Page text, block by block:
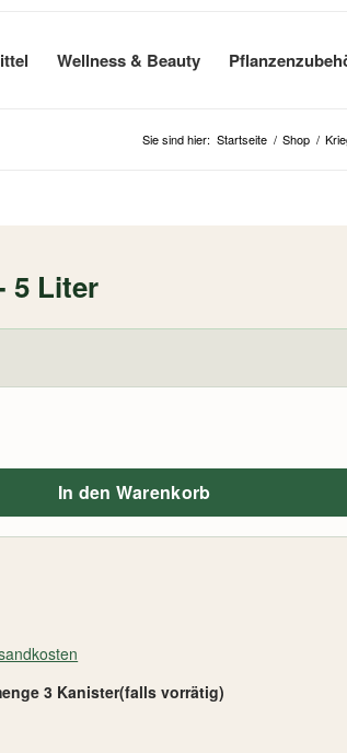
Wellness & Beauty
Sie sind hier: Startseite / Shop /
5 Liter
3 Kanister(falls vorrätig)
In den Warenkorb